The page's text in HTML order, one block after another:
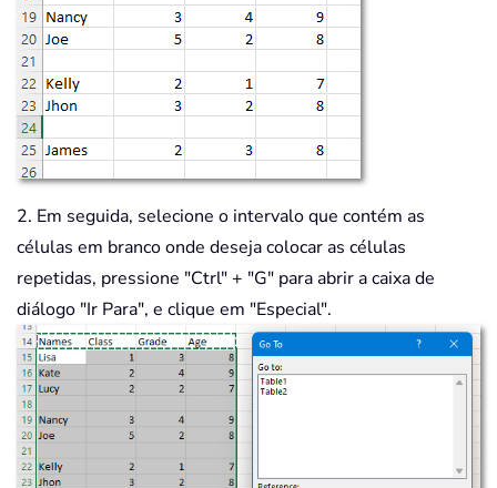
2. Em seguida, selecione o intervalo que contém as
células em branco onde deseja colocar as células
repetidas, pressione "Ctrl" + "G" para abrir a caixa de
diálogo "Ir Para", e clique em "Especial".